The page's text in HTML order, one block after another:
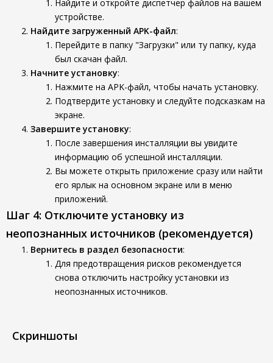
Найдите и откройте диспетчер файлов на вашем
устройстве.
Найдите загруженный APK-файл:
Перейдите в папку "Загрузки" или ту папку, куда
был скачан файл.
Начните установку:
Нажмите на APK-файл, чтобы начать установку.
Подтвердите установку и следуйте подсказкам на
экране.
Завершите установку:
После завершения инсталляции вы увидите
информацию об успешной инсталляции.
Вы можете открыть приложение сразу или найти
его ярлык на основном экране или в меню
приложений.
Шаг 4: Отключите установку из
неопознанных источников (рекомендуется)
Вернитесь в раздел безопасности:
Для предотвращения рисков рекомендуется
снова отключить настройку установки из
неопознанных источников.
Скриншоты